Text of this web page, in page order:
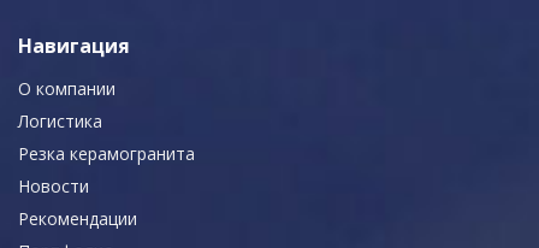
Навигация
О компании
Логистика
Резка керамогранита
Новости
Рекомендации